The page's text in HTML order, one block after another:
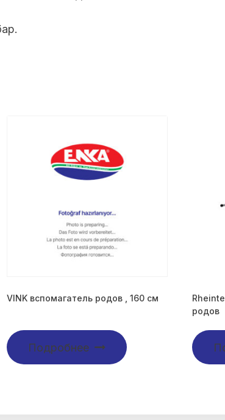
VINK вспомагатель родов , 160 cм
Подробнее
родов